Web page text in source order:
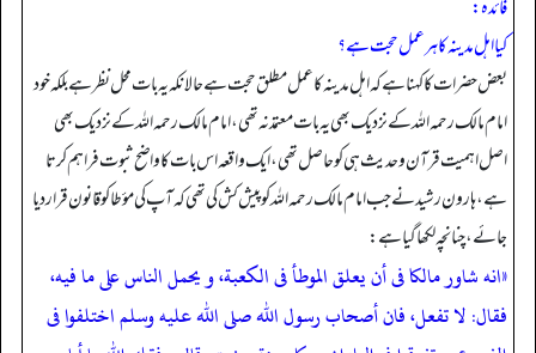
فائدہ:
کیا اہل مدینہ کا ہر عمل حجت ہے؟
بعض حضرات کا کہنا ہے کہ اہل مدینہ کا عمل مطلق حجت ہے حالانکہ یہ بات محل نظر ہے بلکہ خود
امام مالک رحمہ اللہ کے نزدیک بھی یہ بات معتمد نہ تھی، امام مالک رحمہ اللہ کے نزدیک بھی
اصل اہمیت قرآن و حدیث ہی کو حاصل تھی، ایک واقعہ اس بات کا واضح ثبوت فراہم کرتا
ہے، ہارون رشید نے جب امام مالک رحمہ اللہ کو پیش کش کی تھی کہ آپ کی مؤطا کو قانون قرار دیا
جائے، چنانچہ لکھا گیا ہے:
«انه شاور مالكا فى أن يعلق الموطأ فى الكعبة، و يحمل الناس على ما فيه،
فقال: لا تفعل، فان أصحاب رسول الله صلى الله عليه وسلم اختلفوا فى